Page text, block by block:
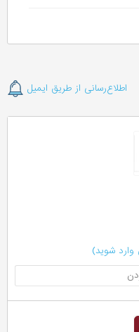
اطلاع‌رسانی از طریق ایمیل
شوید)